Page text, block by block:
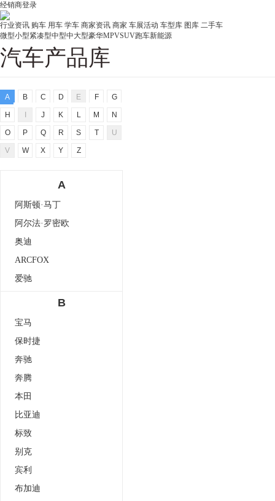
经销商登录
行业资讯 购车 用车 学车 商家资讯 商家 车展活动 车型库 图库 二手车
微型小型紧凑型中型中大型豪华MPVSUV跑车新能源
汽车产品库
A B C D E F G
H J K L M N
O P Q R S T U
V W X Y Z
A
阿斯顿·马丁
阿尔法·罗密欧
奥迪
ARCFOX
爱驰
B
宝马
保时捷
奔驰
奔腾
本田
比亚迪
标致
别克
宾利
布加迪